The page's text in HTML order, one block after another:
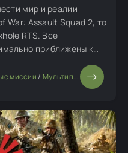
мир и реалии
War: Assault Squad 2, то
RTS. Все
приближены к
миссии / Мультиплеерные моды